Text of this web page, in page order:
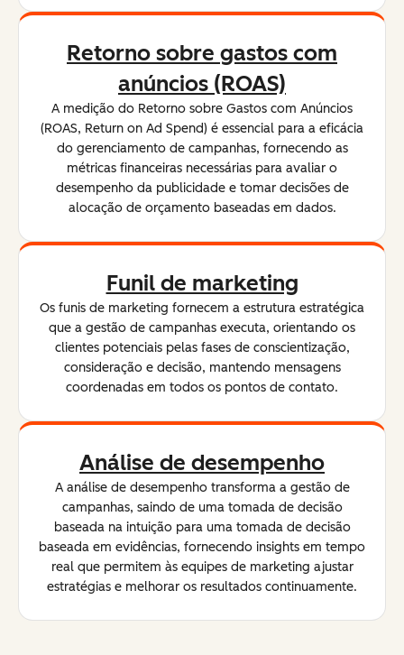
Retorno sobre gastos com
anúncios (ROAS)
A medição do Retorno sobre Gastos com Anúncios
(ROAS, Return on Ad Spend) é essencial para a eficácia
do gerenciamento de campanhas, fornecendo as
métricas financeiras necessárias para avaliar o
desempenho da publicidade e tomar decisões de
alocação de orçamento baseadas em dados.
Funil de marketing
Os funis de marketing fornecem a estrutura estratégica
que a gestão de campanhas executa, orientando os
clientes potenciais pelas fases de conscientização,
consideração e decisão, mantendo mensagens
coordenadas em todos os pontos de contato.
Análise de desempenho
A análise de desempenho transforma a gestão de
campanhas, saindo de uma tomada de decisão
baseada na intuição para uma tomada de decisão
baseada em evidências, fornecendo insights em tempo
real que permitem às equipes de marketing ajustar
estratégias e melhorar os resultados continuamente.